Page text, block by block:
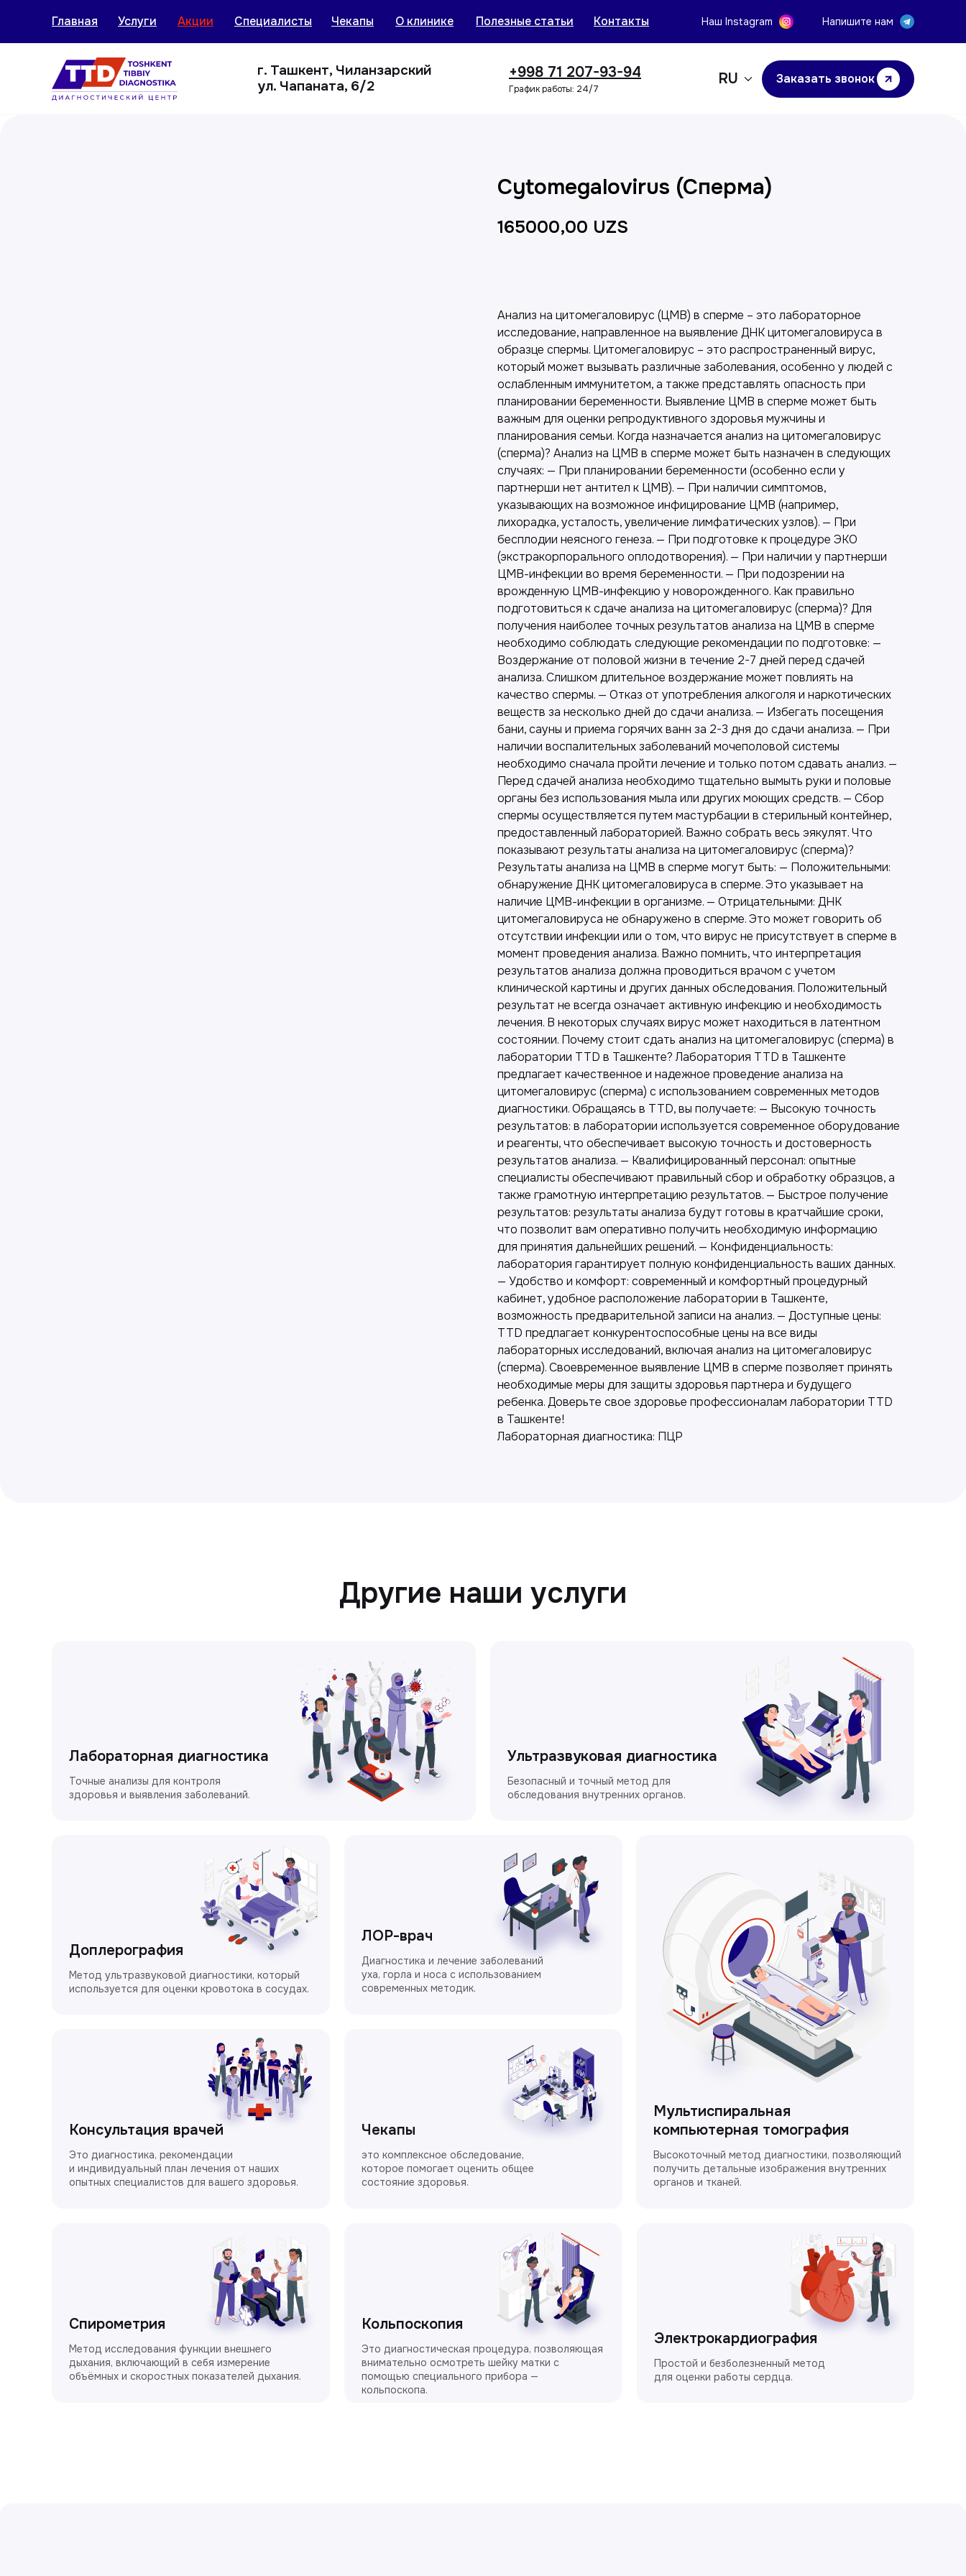
Главная Услуги Акции Специалисты Чекапы О клинике Полезные статьи Наш Instagram
Контакты
RU
Напишите нам
г. Ташкент, Чиланзарский
ул. Чапаната, 6/2
График работы: 24/7
+998 71 207-93-94 Заказать звонок
Cytomegalovirus (Сперма)
165000,00 UZS
Анализ на цитомегаловирус (ЦМВ) в сперме – это лабораторное
исследование, направленное на выявление ДНК цитомегаловируса в
образце спермы. Цитомегаловирус – это распространенный вирус,
который может вызывать различные заболевания, особенно у людей с
ослабленным иммунитетом, а также представлять опасность при
планировании беременности. Выявление ЦМВ в сперме может быть
важным для оценки репродуктивного здоровья мужчины и
планирования семьи. Когда назначается анализ на цитомегаловирус
(сперма)? Анализ на ЦМВ в сперме может быть назначен в следующих
случаях: — При планировании беременности (особенно если у
партнерши нет антител к ЦМВ). — При наличии симптомов,
указывающих на возможное инфицирование ЦМВ (например,
лихорадка, усталость, увеличение лимфатических узлов). — При
бесплодии неясного генеза. — При подготовке к процедуре ЭКО
(экстракорпорального оплодотворения). — При наличии у партнерши
ЦМВ-инфекции во время беременности. — При подозрении на
врожденную ЦМВ-инфекцию у новорожденного. Как правильно
подготовиться к сдаче анализа на цитомегаловирус (сперма)? Для
получения наиболее точных результатов анализа на ЦМВ в сперме
необходимо соблюдать следующие рекомендации по подготовке: —
Воздержание от половой жизни в течение 2-7 дней перед сдачей
анализа. Слишком длительное воздержание может повлиять на
качество спермы. — Отказ от употребления алкоголя и наркотических
веществ за несколько дней до сдачи анализа. — Избегать посещения
бани, сауны и приема горячих ванн за 2-3 дня до сдачи анализа. — При
наличии воспалительных заболеваний мочеполовой системы
необходимо сначала пройти лечение и только потом сдавать анализ. —
Перед сдачей анализа необходимо тщательно вымыть руки и половые
органы без использования мыла или других моющих средств. — Сбор
спермы осуществляется путем мастурбации в стерильный контейнер,
предоставленный лабораторией. Важно собрать весь эякулят. Что
показывают результаты анализа на цитомегаловирус (сперма)?
Результаты анализа на ЦМВ в сперме могут быть: — Положительными:
обнаружение ДНК цитомегаловируса в сперме. Это указывает на
наличие ЦМВ-инфекции в организме. — Отрицательными: ДНК
цитомегаловируса не обнаружено в сперме. Это может говорить об
отсутствии инфекции или о том, что вирус не присутствует в сперме в
момент проведения анализа. Важно помнить, что интерпретация
результатов анализа должна проводиться врачом с учетом
клинической картины и других данных обследования. Положительный
результат не всегда означает активную инфекцию и необходимость
лечения. В некоторых случаях вирус может находиться в латентном
состоянии. Почему стоит сдать анализ на цитомегаловирус (сперма) в
лаборатории TTD в Ташкенте? Лаборатория TTD в Ташкенте
предлагает качественное и надежное проведение анализа на
цитомегаловирус (сперма) с использованием современных методов
диагностики. Обращаясь в TTD, вы получаете: — Высокую точность
результатов: в лаборатории используется современное оборудование
и реагенты, что обеспечивает высокую точность и достоверность
результатов анализа. — Квалифицированный персонал: опытные
специалисты обеспечивают правильный сбор и обработку образцов, а
также грамотную интерпретацию результатов. — Быстрое получение
результатов: результаты анализа будут готовы в кратчайшие сроки,
что позволит вам оперативно получить необходимую информацию
для принятия дальнейших решений. — Конфиденциальность:
лаборатория гарантирует полную конфиденциальность ваших данных.
— Удобство и комфорт: современный и комфортный процедурный
кабинет, удобное расположение лаборатории в Ташкенте,
возможность предварительной записи на анализ. — Доступные цены:
TTD предлагает конкурентоспособные цены на все виды
лабораторных исследований, включая анализ на цитомегаловирус
(сперма). Своевременное выявление ЦМВ в сперме позволяет принять
необходимые меры для защиты здоровья партнера и будущего
ребенка. Доверьте свое здоровье профессионалам лаборатории TTD
в Ташкенте!
Лабораторная диагностика: ПЦР
Другие наши услуги
Лабораторная диагностика
Точные анализы для контроля
здоровья и выявления заболеваний.
Ультразвуковая диагностика
Безопасный и точный метод для
обследования внутренних органов.
Доплерография
Метод ультразвуковой диагностики, который
используется для оценки кровотока в сосудах.
Консультация врачей
Это диагностика, рекомендации
и индивидуальный план лечения от наших
опытных специалистов для вашего здоровья.
Мультиспиральная
компьютерная томография
Высокоточный метод диагностики, позволяющий
получить детальные изображения внутренних
органов и тканей.
Спирометрия
Метод исследования функции внешнего
дыхания, включающий в себя измерение
объёмных и скоростных показателей дыхания.
Кольпоскопия
Это диагностическая процедура, позволяющая
внимательно осмотреть шейку матки с
помощью специального прибора —
кольпоскопа.
Электрокардиография
Простой и безболезненный метод
для оценки работы сердца.
Диагностика и лечение заболеваний
уха, горла и носа с использованием
современных методик.
ЛОР-врач
Чекапы
это комплексное обследование,
которое помогает оценить общее
состояние здоровья.